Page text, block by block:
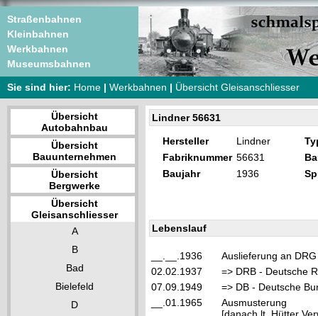
Straßenbahnen
Kleinbahnen
Werkbahnen
Museumsbahnen
Sie sind hier: Home | Werkbahnen | Übersicht Gleisanschliesser
Übersicht
Autobahnbau
Übersicht
Bauunternehmen
Übersicht
Bergwerke
Übersicht
Gleisanschliesser
A
B
Bad
Bielefeld
D
Lindner 56631
Hersteller Lindner
Fabriknummer 56631
Baujahr
1936
Lebenslauf
__.__.1936
Auslieferung an
02.02.1937
=> DRB - Deutsche
07.09.1949
=> DB - Deutsche
__.01.1965
Ausmusterung